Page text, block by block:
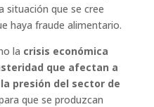
situación que se cree
haya fraude alimentario.
la crisis económica
que afectan a
presión del sector de
que se produzcan